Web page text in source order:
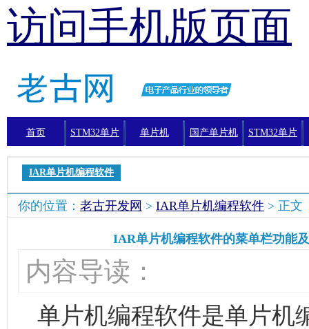
访问手机版页面
首页 STM32单片
机
单片机 国产单片机 STM32单片
IAR单片机编程软件
你的位置： 老古开发网 > IAR单片机编程软件 > 正文
IAR单片机编程软件的菜单栏功能
内容导读：
单片机编程软件是单片机